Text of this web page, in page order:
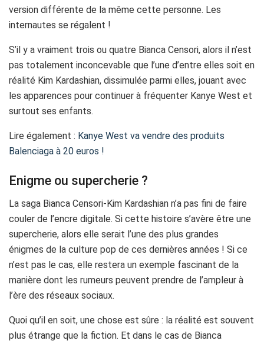
version différente de la même cette personne. Les
internautes se régalent !
S’il y a vraiment trois ou quatre Bianca Censori, alors il n’est
pas totalement inconcevable que l’une d’entre elles soit en
réalité Kim Kardashian, dissimulée parmi elles, jouant avec
les apparences pour continuer à fréquenter Kanye West et
surtout ses enfants.
Lire également : Kanye West va vendre des produits
Balenciaga à 20 euros !
Enigme ou supercherie ?
La saga Bianca Censori-Kim Kardashian n’a pas fini de faire
couler de l’encre digitale. Si cette histoire s’avère être une
supercherie, alors elle serait l’une des plus grandes
énigmes de la culture pop de ces dernières années ! Si ce
n’est pas le cas, elle restera un exemple fascinant de la
manière dont les rumeurs peuvent prendre de l’ampleur à
l’ère des réseaux sociaux.
Quoi qu’il en soit, une chose est sûre : la réalité est souvent
plus étrange que la fiction. Et dans le cas de Bianca